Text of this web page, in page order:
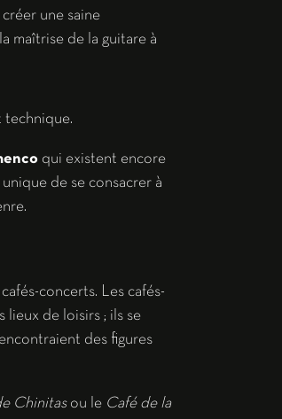
une saine
maîtrise de la guitare à
technique.
qui existent encore
de se consacrer à
concerts. Les cafés-
lieux de loisirs ; ils se
des figures
Chinitasou le Café de la